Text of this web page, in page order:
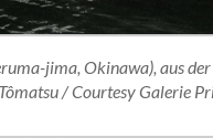
jima, Okinawa), aus
/ Courtesy Galerie